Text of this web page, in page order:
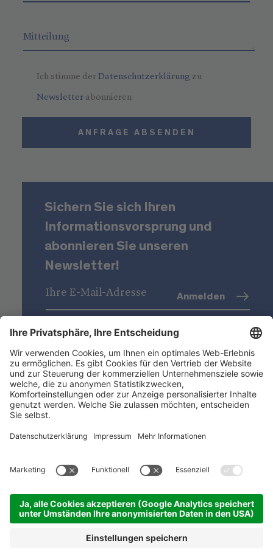
Ich stimme derDatenschutzerklärung zu
Newsletter abonnieren
ANFRAGE ABSENDEN
Sichern Sie sich Ihren
Informationsvorsprung und
abonnieren Sie unseren
Newsletter!
Datenschutz (Info)
Anmelden
Niederstätter AG
Standorte
Nützliche Links
Produktsortiment
ACADEMY